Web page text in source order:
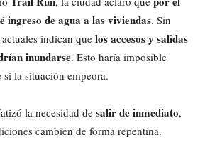
ingreso de agua a las viviendas. Sin
indican que los accesos y salidas
inundarse. Esto haría imposible
si la situación empeora.
la necesidad de salir de inmediato,
cambien de forma repentina.